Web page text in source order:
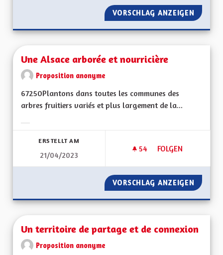
VORSCHLAG ANZEIGEN UNE
Une Alsace arborée et nourricière
Proposition anonyme
67250Plantons dans toutes les communes des
arbres fruitiers variés et plus largement de la...
ERSTELLT AM
21/04/2023
54 54 FOLLOWER
FOLGEN
UNE ALSACE
VORSCHLAG ANZEIGEN UNE
Un territoire de partage et de connexion
Proposition anonyme